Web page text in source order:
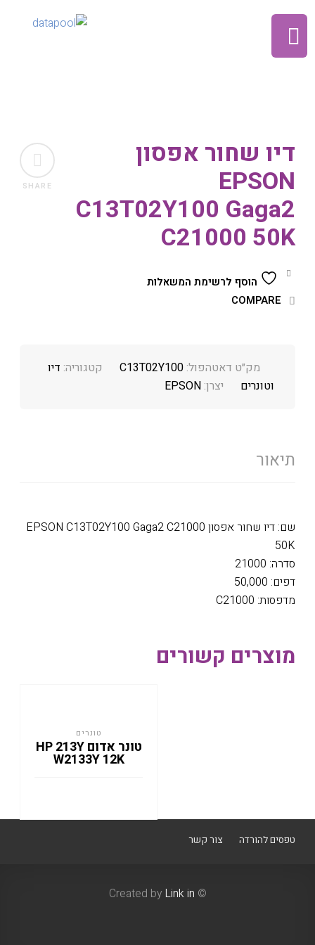
SHARE
דיו שחור אפסון
EPSON
C13T02Y100 Gaga2
C21000 50K
הוסף לרשימת המשאלות
COMPARE
מק״ט דאטהפול:C13T02Y100 קטגוריה: דיו
וטונרים
יצרן:EPSON
תיאור
שם: דיו שחור אפסון EPSON C13T02Y100 Gaga2 C21000
50K
סדרה: 21000
דפים: 50,000
מדפסות: C21000
מוצרים קשורים
טונרים
טונר אדום HP 213Y
W2133Y 12K
טפסים להורדה צור קשר
© Created by
Link in